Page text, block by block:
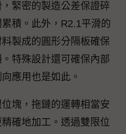
緊密的製造公差保證碎
積。此外，R2.1平滑的
製成的圓形分隔板確保
特殊設計還可確保內部
應用也是如此。
塊，拖鏈的運轉相當安
確地加工。透過雙限位